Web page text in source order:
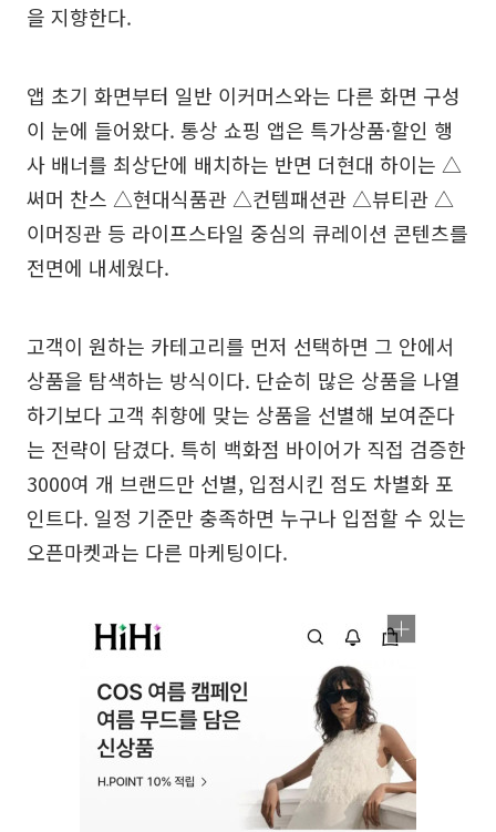
을 지향한다.
앱 초기 화면부터 일반 이커머스와는 다른 화면 구성
이 눈에 들어왔다. 통상 쇼핑 앱은 특가상품·할인 행
사 배너를 최상단에 배치하는 반면 더현대 하이는 △
써머 찬스 △현대식품관 △컨템패션관 △뷰티관 △
이머징관 등 라이프스타일 중심의 큐레이션 콘텐츠를
전면에 내세웠다.
고객이 원하는 카테고리를 먼저 선택하면 그 안에서
상품을 탐색하는 방식이다. 단순히 많은 상품을 나열
하기보다 고객 취향에 맞는 상품을 선별해 보여준다
는 전략이 담겼다. 특히 백화점 바이어가 직접 검증한
3000여 개 브랜드만 선별, 입점시킨 점도 차별화 포
인트다. 일정 기준만 충족하면 누구나 입점할 수 있는
오픈마켓과는 다른 마케팅이다.